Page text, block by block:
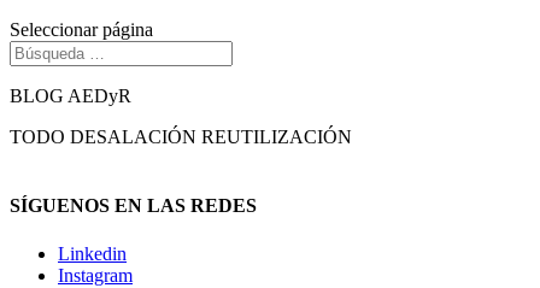
Seleccionar página
BLOG AEDyR
TODO DESALACIÓN REUTILIZACIÓN
SÍGUENOS EN LAS REDES
Linkedin
Instagram